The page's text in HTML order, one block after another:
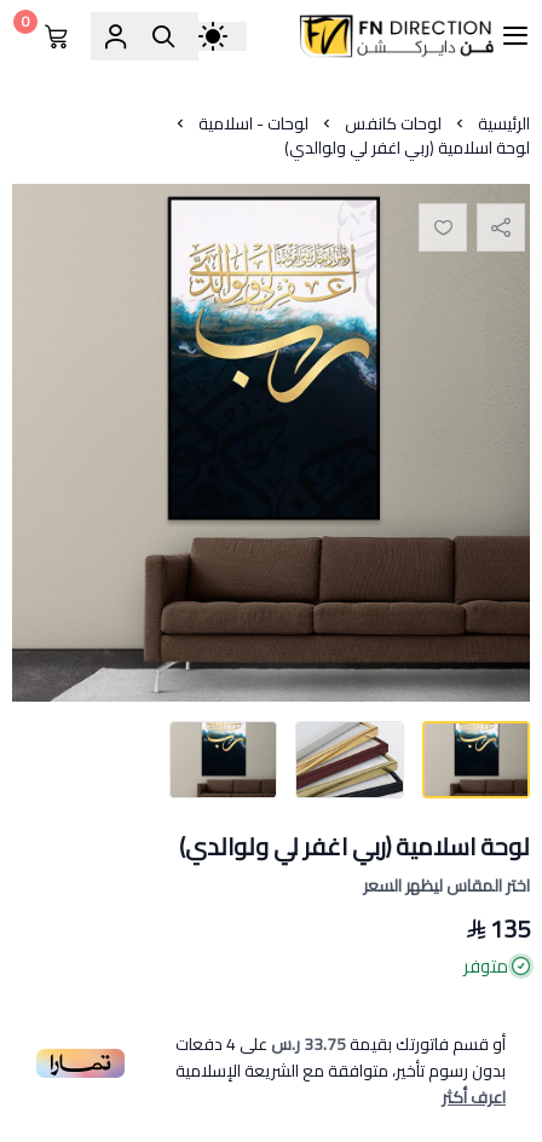
فن دايركشن
0
الرئيسية لوحات كانفس لوحات - اسلامية
لوحة اسلامية ﴿ربي اغفر لي ولوالدي)
لوحة اسلامية ﴿ربي اغفر لي ولوالدي)
اختر المقاس ليظهر السعر
135
متوفر
أو قسم فاتورتك بقيمة33.75 ر.س على4دفعات
بدون رسوم تأخير، متوافقة مع الشريعة الإسلامية
اعرف أكثر